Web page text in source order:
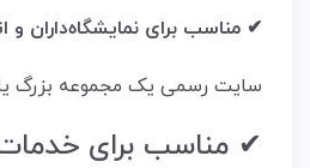
✔ مناسب برای نمایشگاه‌داران و
سایت رسمی یک مجموعه بزرگ یا
✔ مناسب برای